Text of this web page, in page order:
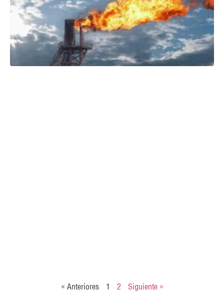
« Anteriores 1 2 Siguiente »